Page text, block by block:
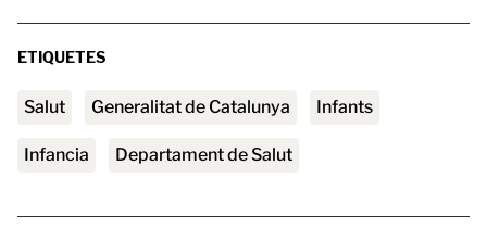
ETIQUETES
Salut Generalitat de Catalunya infants
infancia Departament de Salut